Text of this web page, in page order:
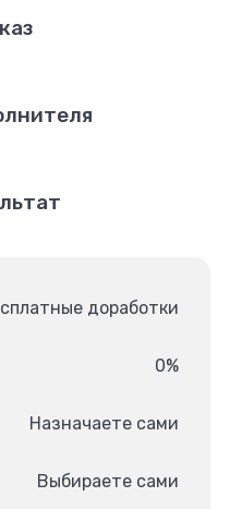
доработки
0%
Назначаете сами
Выбираете сами